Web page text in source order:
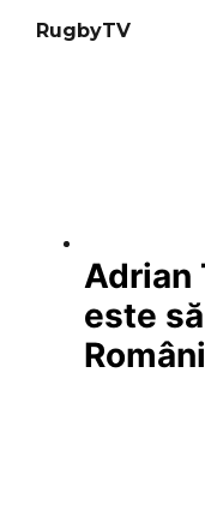
RugbyTV
Adrian
este